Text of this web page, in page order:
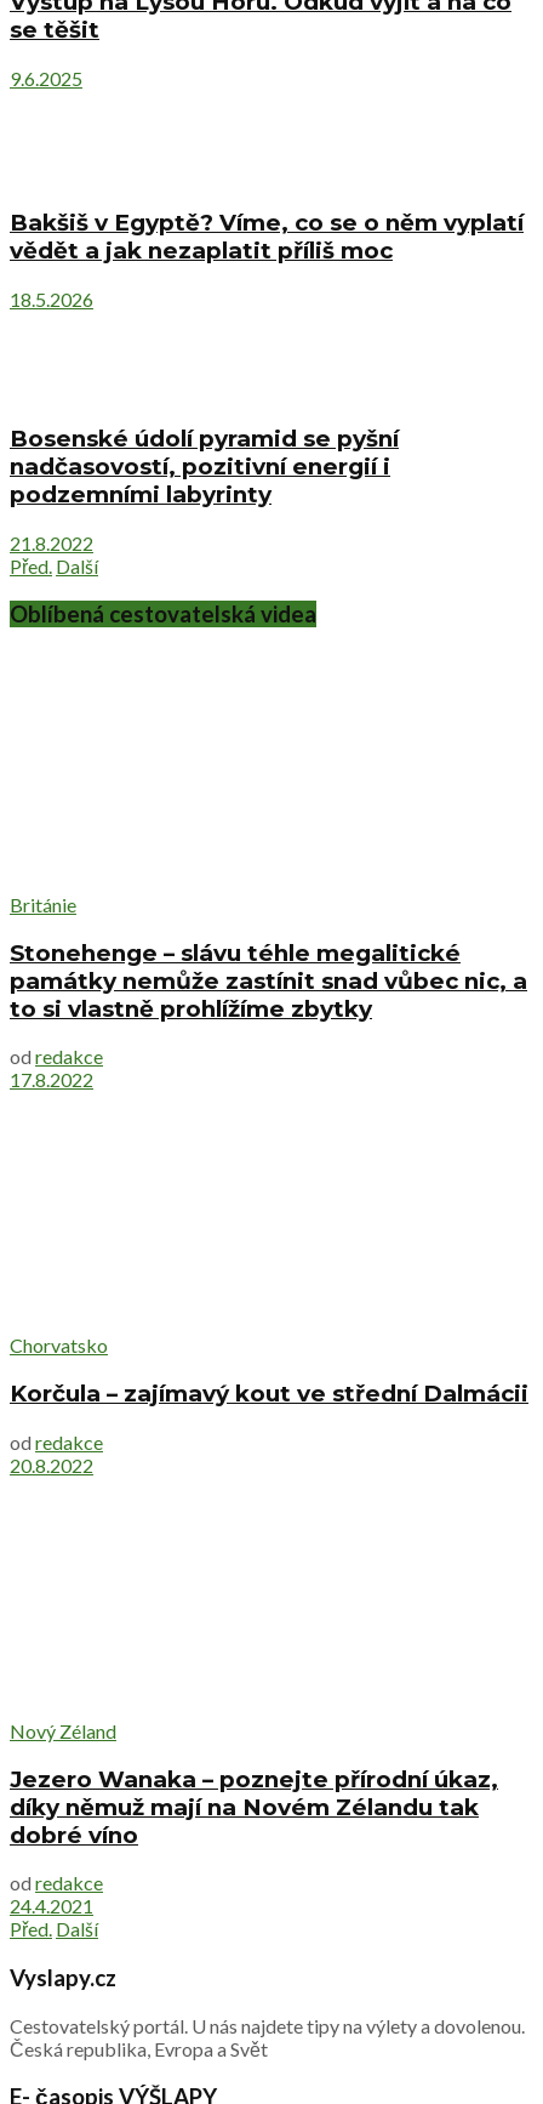
se těšit
9.6.2025
Bakšiš v Egyptě? Víme, co se o něm vyplatí
vědět a jak nezaplatit příliš moc
18.5.2026
Bosenské údolí pyramid se pyšní
nadčasovostí, pozitivní energií i
podzemními labyrinty
21.8.2022
Před. Další
Oblíbená cestovatelská videa
Británie
Stonehenge – slávu téhle megalitické
památky nemůže zastínit snad vůbec nic, a
to si vlastně prohlížíme zbytky
od redakce
17.8.2022
Chorvatsko
Korčula – zajímavý kout ve střední Dalmácii
od redakce
20.8.2022
Nový Zéland
Jezero Wanaka – poznejte přírodní úkaz,
díky němuž mají na Novém Zélandu tak
dobré víno
od redakce
24.4.2021
Před. Další
Vyslapy.cz
Cestovatelský portál. U nás najdete tipy na výlety a dovolenou.
Česká republika, Evropa a Svět
E- časopis VÝŠLAPY